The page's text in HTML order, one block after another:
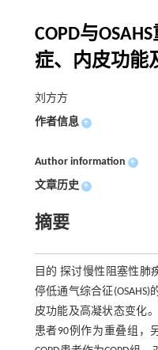
COPD与
症、内皮功能
刘方方
作者信息 +
Author information +
文章历史 +
摘要
目的 探讨慢性阻塞性肺
停低通气综合征
皮功能及高凝状态变化
患者90例作为重叠组，